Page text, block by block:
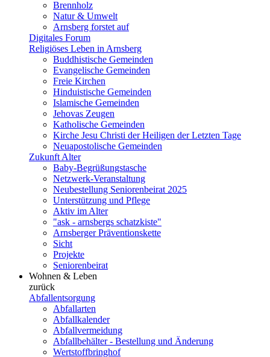
Brennholz
Natur & Umwelt
Arnsberg forstet auf
Digitales Forum
Religiöses Leben in Arnsberg
Buddhistische Gemeinden
Evangelische Gemeinden
Freie Kirchen
Hinduistische Gemeinden
Islamische Gemeinden
Jehovas Zeugen
Katholische Gemeinden
Kirche Jesu Christi der Heiligen der Letzten Tage
Neuapostolische Gemeinden
Zukunft Alter
Baby-Begrüßungstasche
Netzwerk-Veranstaltung
Neubestellung Seniorenbeirat 2025
Unterstützung und Pflege
Aktiv im Alter
"ask - arnsbergs schatzkiste"
Arnsberger Präventionskette
Sicht
Projekte
Seniorenbeirat
Wohnen & Leben
zurück
Abfallentsorgung
Abfallarten
Abfallkalender
Abfallvermeidung
Abfallbehälter - Bestellung und Änderung
Wertstoffbringhof